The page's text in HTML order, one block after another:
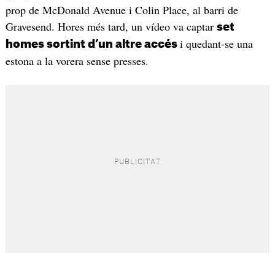
prop de McDonald Avenue i Colin Place, al barri de
Gravesend. Hores més tard, un vídeo va captar set
homes sortint d’un altre accés i quedant-se una
estona a la vorera sense presses.